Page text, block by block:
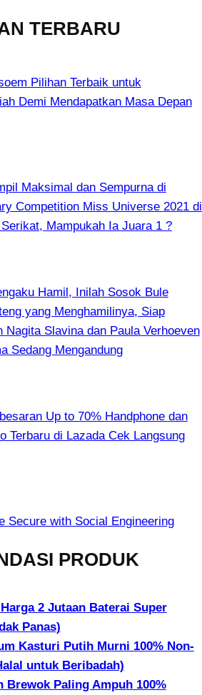
TERBARU
Pilihan Terbaik untuk
Demi Mendapatkan Masa Depan
Maksimal dan Sempurna di
Competition Miss Universe 2021 di
Mampukah Ia Juara 1 ?
Hamil, Inilah Sosok Bule
yang Menghamilinya, Siap
Nagita Slavina dan Paula Verhoeven
Sedang Mengandung
Up to 70% Handphone dan
Terbaru di Lazada Cek Langsung
Secure with Social Engineering
PRODUK
Harga 2 Jutaan Baterai Super
Panas)
Kasturi Putih Murni 100% Non-
untuk Beribadah)
Brewok Paling Ampuh 100%